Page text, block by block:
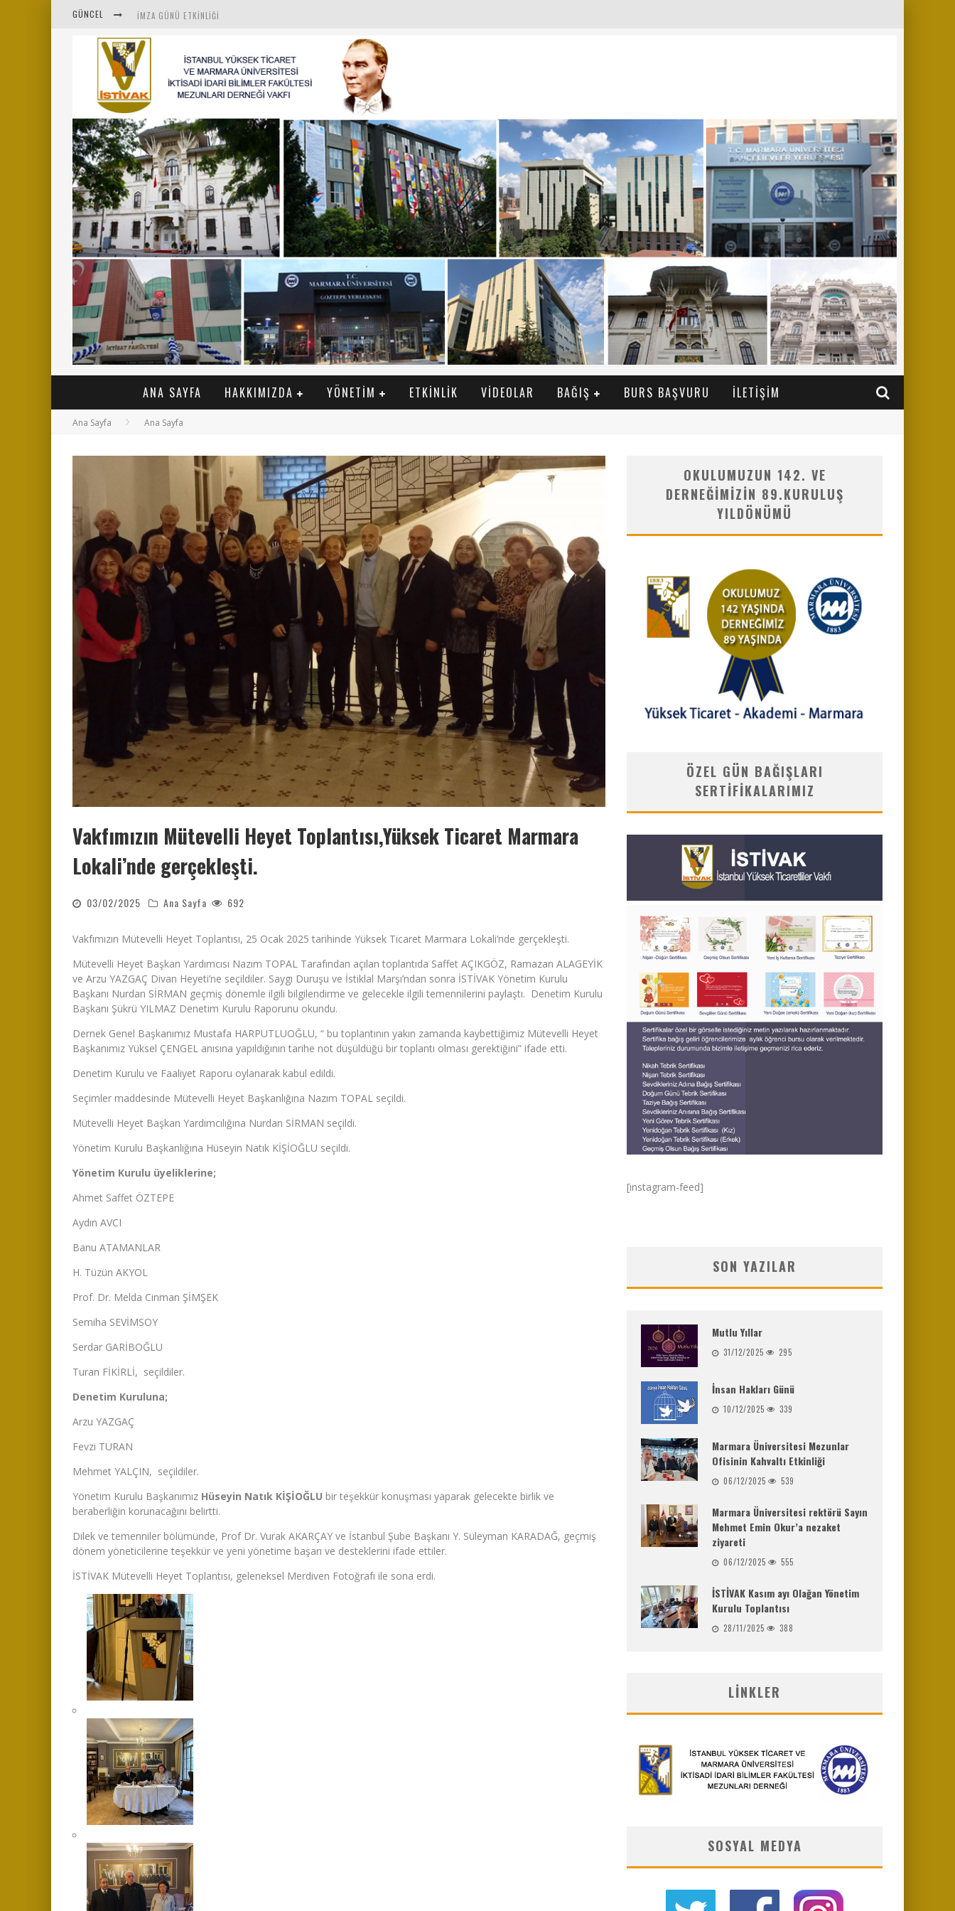
GÜNCEL İMZA GÜNÜ ETKINLIĞI
İSTİVAK 2025 HAZIRAN AYI OLAĞAN YÖNETIM KURULU
İSTİVAK 2025 NISAN AYI YÖNETIM KURULU TOPLANTISI
MENTÖR-MARMARA PROJESI KAHVALTI BULUŞMASI
“RUH VE BEDENİN UYANIŞI” KONULU ETKINLIĞIMIZDEN KARELER
SAHNE SANATLARINDA İZ BIRAKAN CUMHURİYET KADINLARI
MARMARA ÜNIVERSITESI REKTÖRÜ SAYIN MEHMET EMIN OKUR’A NEZAKET ZIYARETI
ANA SAYFA HAKKIMIZDA YÖNETIM ETKINLIK VIDEOLAR BAĞIŞ BURS BAŞVURU İLETIŞIM
Ana Sayfa Ana Sayfa
Vakfımızın Mütevelli Heyet Toplantısı,Yüksek Ticaret Marmara
Lokali’nde gerçekleşti.
03/02/2025 Ana Sayfa 692
Vakfımızın Mütevelli Heyet Toplantısı, 25 Ocak 2025 tarihinde Yüksek Ticaret Marmara Lokali’nde gerçekleşti.
Mütevelli Heyet Başkan Yardımcısı Nazım TOPAL Tarafından açılan toplantıda Saffet AÇIKGÖZ, Ramazan ALAGEYİK
ve Arzu YAZGAÇ Divan Heyeti’ne seçildiler. Saygı Duruşu ve İstiklal Marşı’ndan sonra İSTİVAK Yönetim Kurulu
Başkanı Nurdan SİRMAN geçmiş dönemle ilgili bilgilendirme ve gelecekle ilgili temennilerini paylaştı. Denetim Kurulu
Başkanı Şükrü YILMAZ Denetim Kurulu Raporunu okundu.
Dernek Genel Başkanımız Mustafa HARPUTLUOĞLU, “ bu toplantının yakın zamanda kaybettiğimiz Mütevelli Heyet
Başkanımız Yüksel ÇENGEL anısına yapıldığının tarihe not düşüldüğü bir toplantı olması gerektiğini” ifade etti.
Denetim Kurulu ve Faaliyet Raporu oylanarak kabul edildi.
Seçimler maddesinde Mütevelli Heyet Başkanlığına Nazım TOPAL seçildi.
Mütevelli Heyet Başkan Yardımcılığına Nurdan SİRMAN seçildi.
Yönetim Kurulu Başkanlığına Hüseyin Natık KİŞİOĞLU seçildi.
Yönetim Kurulu üyeliklerine;
Ahmet Saffet ÖZTEPE
Aydın AVCI
Banu ATAMANLAR
H. Tüzün AKYOL
Prof. Dr. Melda Cinman ŞİMŞEK
Semiha SEVİMSOY
Serdar GARİBOĞLU
Turan FİKİRLİ, seçildiler.
Denetim Kuruluna;
Arzu YAZGAÇ
Fevzi TURAN
Mehmet YALÇIN, seçildiler.
Yönetim Kurulu Başkanımız Hüseyin Natık KİŞİOĞLU bir teşekkür konuşması yaparak gelecekte birlik ve
beraberliğin korunacağını belirtti.
Dilek ve temenniler bölümünde, Prof Dr. Vurak AKARÇAY ve İstanbul Şube Başkanı Y. Süleyman KARADAĞ, geçmiş
dönem yöneticilerine teşekkür ve yeni yönetime başarı ve desteklerini ifade ettiler.
İSTİVAK Mütevelli Heyet Toplantısı, geleneksel Merdiven Fotoğrafı ile sona erdi.
OKULUMUZUN 142. VE
DERNEĞIMIZIN 89.KURULUŞ
YILDÖNÜMÜ
ÖZEL GÜN BAĞIŞLARI
SERTIFIKALARIMIZ
[instagram-feed]
SON YAZILAR
Mutlu Yıllar
31/12/2025 295
İnsan Hakları Günü
10/12/2025 339
Marmara Üniversitesi Mezunlar
Ofisinin Kahvaltı Etkinliği
06/12/2025 539
Marmara Üniversitesi rektörü Sayın
Mehmet Emin Okur’a nezaket
ziyareti
06/12/2025 555
İSTİVAK Kasım ayı Olağan Yönetim
Kurulu Toplantısı
28/11/2025 388
LINKLER
SOSYAL MEDYA